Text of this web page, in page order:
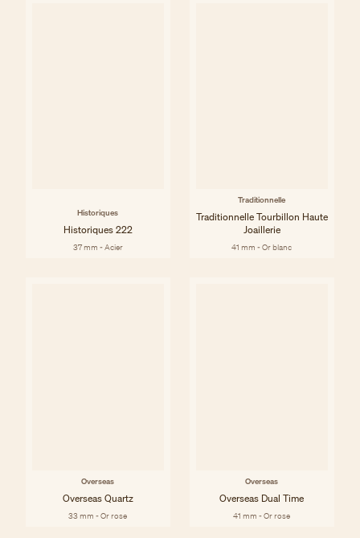
Historiques
Historiques 222
37 mm - Acier
Traditionnelle
Traditionnelle Tourbillon Haute
Joaillerie
41 mm - Or blanc
Overseas
Overseas Quartz
33 mm - Or rose
Overseas
Overseas Dual Time
41 mm - Or rose